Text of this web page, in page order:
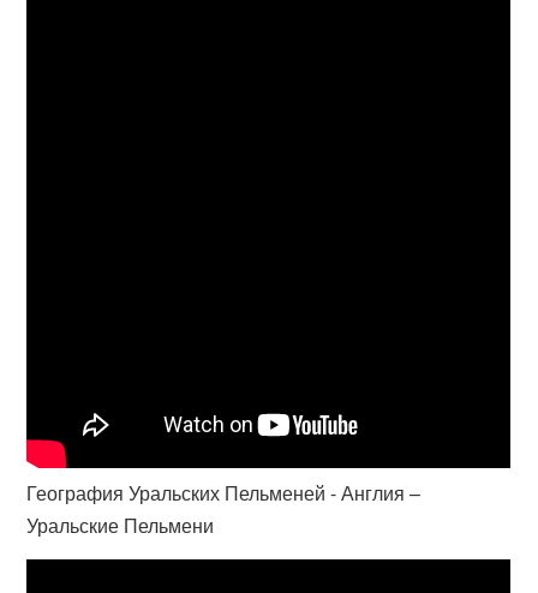
География Уральских Пельменей - Англия –
Уральские Пельмени